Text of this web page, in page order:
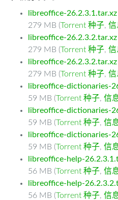
libreoffice-26.2.3.1.tar.xz
279 MB (Torrent 种子, 信
libreoffice-26.2.3.2.tar.xz
279 MB (Torrent 种子, 信
libreoffice-26.2.3.2.tar.xz
279 MB (Torrent 种子, 信
libreoffice-dictionaries-
59 MB (Torrent 种子, 信
libreoffice-dictionaries-
59 MB (Torrent 种子, 信
libreoffice-dictionaries-
59 MB (Torrent 种子, 信
libreoffice-help-
56 MB (Torrent 种子, 信
libreoffice-help-
56 MB (Torrent 种子, 信